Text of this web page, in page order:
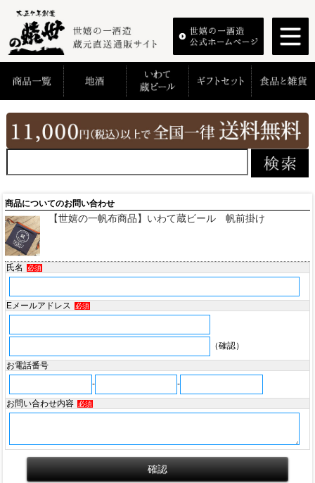
商品についてのお問い合わせ
【世嬉の一帆布商品】いわて蔵ビール 帆前掛け
氏名 必須
Eメールアドレス 必須
（確認）
お電話番号
- -
お問い合わせ内容 必須